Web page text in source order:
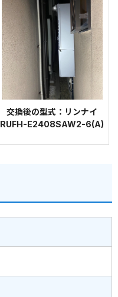
交換後の型式：リンナイ
RUFH-E2408SAW2-6(A)